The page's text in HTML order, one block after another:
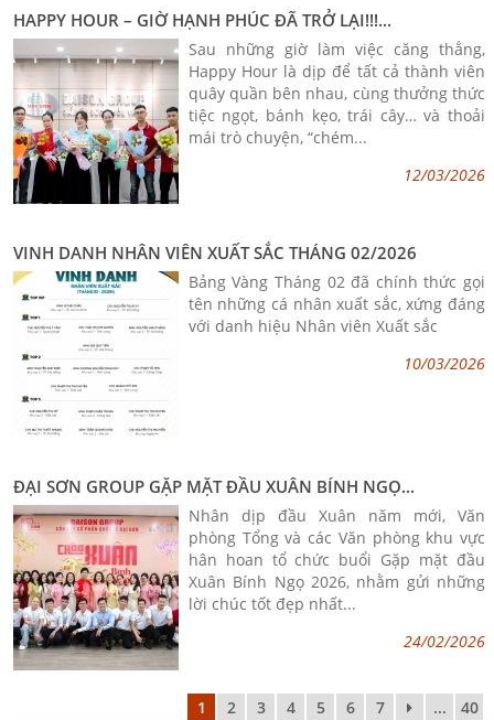
HAPPY HOUR – GIỜ HẠNH PHÚC ĐÃ TRỞ LẠI!!!...
Sau những giờ làm việc căng thẳng,
Happy Hour là dịp để tất cả thành viên
quây quần bên nhau, cùng thưởng thức
tiệc ngọt, bánh kẹo, trái cây… và thoải
mái trò chuyện, “chém...
12/03/2026
VINH DANH NHÂN VIÊN XUẤT SẮC THÁNG 02/2026
Bảng Vàng Tháng 02 đã chính thức gọi
tên những cá nhân xuất sắc, xứng đáng
với danh hiệu Nhân viên Xuất sắc
10/03/2026
ĐẠI SƠN GROUP GẶP MẶT ĐẦU XUÂN BÍNH NGỌ...
Nhân dịp đầu Xuân năm mới, Văn
phòng Tổng và các Văn phòng khu vực
hân hoan tổ chức buổi Gặp mặt đầu
Xuân Bính Ngọ 2026, nhằm gửi những
lời chúc tốt đẹp nhất...
24/02/2026
1 2 3 4 5 6 7 ... 40